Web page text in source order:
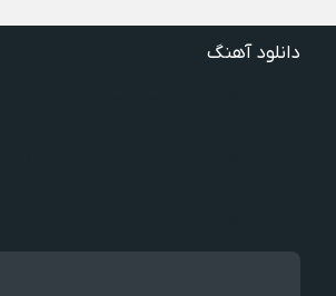
دانلود آهنگ